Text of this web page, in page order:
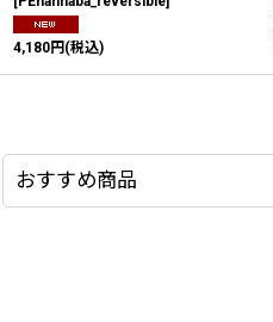
4,180円 (税込)
おすすめ商品